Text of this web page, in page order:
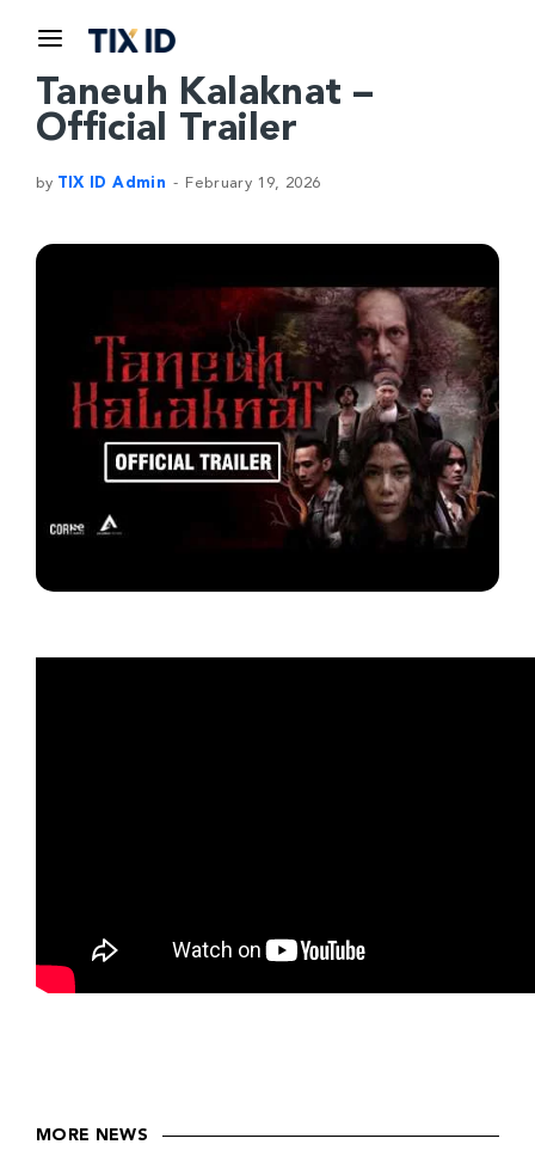
Taneuh Kalaknat –
Official Trailer
by TIX ID Admin February 19, 2026
MORE NEWS